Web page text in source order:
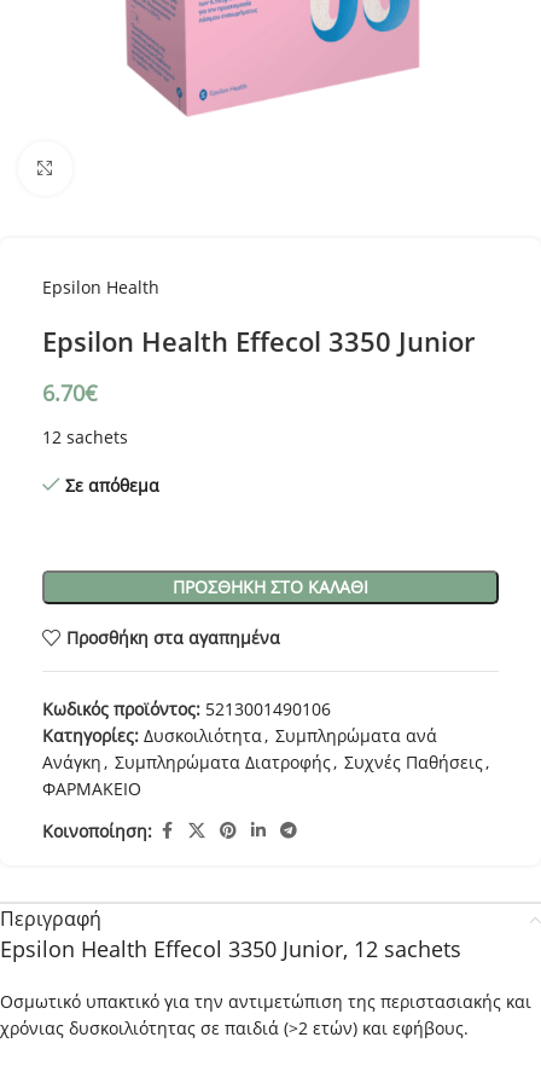
Epsilon Health
Epsilon Health Effecol 3350 Junior
6.70€
12 sachets
Σε απόθεμα
ΠΡΟΣΘΉΚΗ ΣΤΟ ΚΑΛΆΘΙ
Προσθήκη στα αγαπημένα
Κωδικός προϊόντος: 5213001490106
Κατηγορίες: Δυσκοιλιότητα, Συμπληρώματα ανά
Ανάγκη, Συμπληρώματα Διατροφής, Συχνές Παθήσεις,
ΦΑΡΜΑΚΕΙΟ
Κοινοποίηση:
Περιγραφή
Epsilon Health Effecol 3350 Junior, 12 sachets
Οσμωτικό υπακτικό για την αντιμετώπιση της περιστασιακής και
χρόνιας δυσκοιλιότητας σε παιδιά (>2 ετών) και εφήβους.